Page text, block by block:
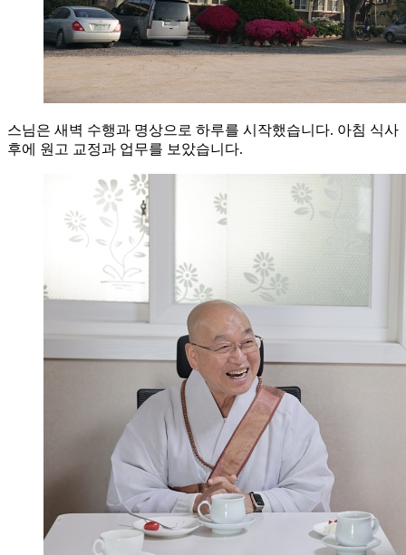
스님은 새벽 수행과 명상으로 하루를 시작했습니다. 아침 식사
후에 원고 교정과 업무를 보았습니다.